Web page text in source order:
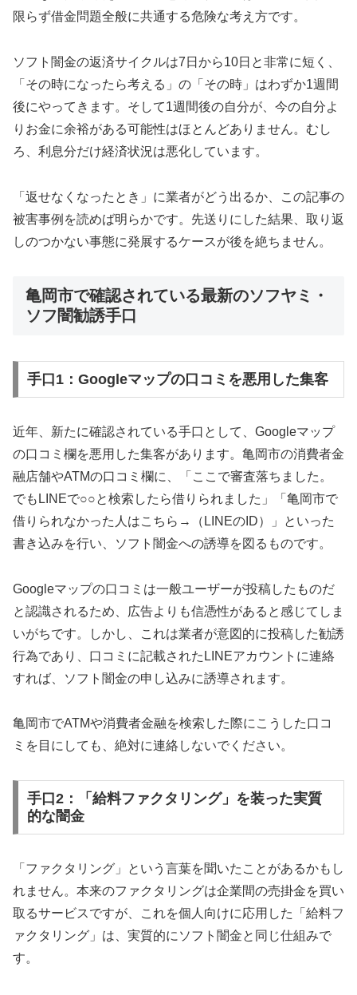
限らず借金問題全般に共通する危険な考え方です。
ソフト闇金の返済サイクルは7日から10日と非常に短く、
「その時になったら考える」の「その時」はわずか1週間
後にやってきます。そして1週間後の自分が、今の自分よ
りお金に余裕がある可能性はほとんどありません。むし
ろ、利息分だけ経済状況は悪化しています。
「返せなくなったとき」に業者がどう出るか、この記事の
被害事例を読めば明らかです。先送りにした結果、取り返
しのつかない事態に発展するケースが後を絶ちません。
亀岡市で確認されている最新のソフヤミ・
ソフ闇勧誘手口
手口1：Googleマップの口コミを悪用した集客
近年、新たに確認されている手口として、Googleマップ
の口コミ欄を悪用した集客があります。亀岡市の消費者金
融店舗やATMの口コミ欄に、「ここで審査落ちました。
でもLINEで○○と検索したら借りられました」「亀岡市で
借りられなかった人はこちら→（LINEのID）」といった
書き込みを行い、ソフト闇金への誘導を図るものです。
Googleマップの口コミは一般ユーザーが投稿したものだ
と認識されるため、広告よりも信憑性があると感じてしま
いがちです。しかし、これは業者が意図的に投稿した勧誘
行為であり、口コミに記載されたLINEアカウントに連絡
すれば、ソフト闇金の申し込みに誘導されます。
亀岡市でATMや消費者金融を検索した際にこうした口コ
ミを目にしても、絶対に連絡しないでください。
手口2：「給料ファクタリング」を装った実質
的な闇金
「ファクタリング」という言葉を聞いたことがあるかもし
れません。本来のファクタリングは企業間の売掛金を買い
取るサービスですが、これを個人向けに応用した「給料フ
ァクタリング」は、実質的にソフト闇金と同じ仕組みで
す。